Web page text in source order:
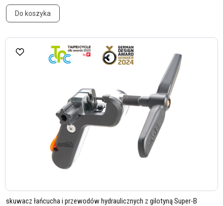
Do koszyka
skuwacz łańcucha i przewodów hydraulicznych z gilotyną Super-B